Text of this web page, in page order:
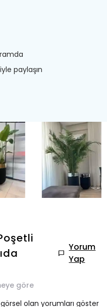
paylaşın
Yorum
Yap
göre
olan yorumları göster